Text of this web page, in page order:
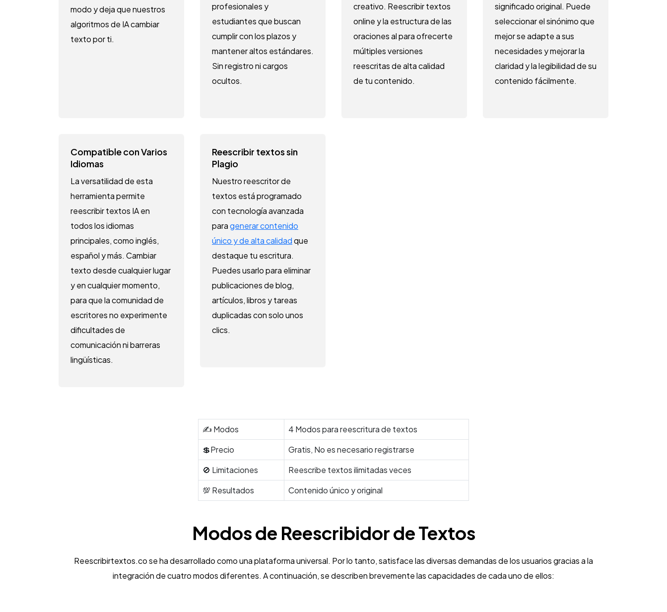
modo y deja que nuestros
algoritmos de IA cambiar
texto por ti.
profesionales y
estudiantes que buscan
cumplir con los plazos y
mantener altos estándares.
Sin registro ni cargos
ocultos.
creativo. Reescribir textos
online y la estructura de las
oraciones al para ofrecerte
múltiples versiones
reescritas de alta calidad
de tu contenido.
significado original. Puede
seleccionar el sinónimo que
mejor se adapte a sus
necesidades y mejorar la
claridad y la legibilidad de su
contenido fácilmente.
Compatible con Varios
Idiomas
La versatilidad de esta
herramienta permite
reescribir textos IA en
todos los idiomas
principales, como inglés,
español y más. Cambiar
texto desde cualquier lugar
y en cualquier momento,
para que la comunidad de
escritores no experimente
dificultades de
comunicación ni barreras
lingüísticas.
Reescribir textos sin
Plagio
Nuestro reescritor de
textos está programado
con tecnología avanzada
paragenerar contenido
único y de alta calidadque
destaque tu escritura.
Puedes usarlo para eliminar
publicaciones de blog,
artículos, libros y tareas
duplicadas con solo unos
clics.
✍️ Modos
4 Modos para reescritura de textos
💲Precio
Gratis, No es necesario registrarse
🚫 Limitaciones
Reescribe textos ilimitadas veces
💯 Resultados
Contenido único y original
Modos de Reescribidor de Textos
Reescribirtextos.co se ha desarrollado como una plataforma universal. Por lo tanto, satisface las diversas demandas de los usuarios gracias a la
integración de cuatro modos diferentes. A continuación, se describen brevemente las capacidades de cada uno de ellos: